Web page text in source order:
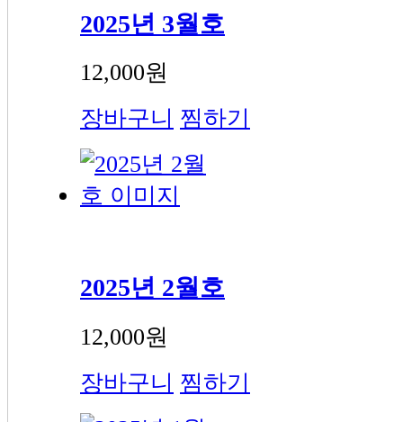
2025년 3월호
12,000원
장바구니 찜하기
2025년 2월호
12,000원
장바구니 찜하기